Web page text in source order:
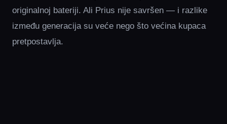
originalnoj bateriji. Ali Prius nije savršen — i razlike
između generacija su veće nego što većina kupaca
pretpostavlja.